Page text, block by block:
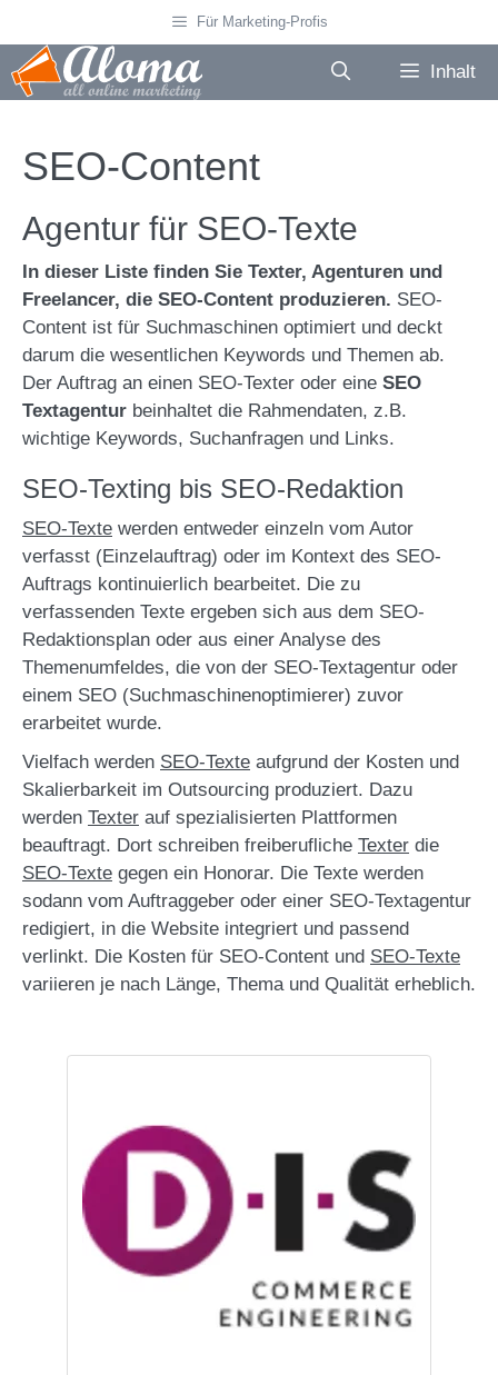
Inhalt
springen
Für Marketing-Profis
Inhalt
SEO-Content
Agentur für SEO-Texte
In dieser Liste finden Sie Texter, Agenturen und
Freelancer, die SEO-Content produzieren. SEO-
Content ist für Suchmaschinen optimiert und deckt
darum die wesentlichen Keywords und Themen ab.
Der Auftrag an einen SEO-Texter oder eine SEO
Textagentur beinhaltet die Rahmendaten, z.B.
wichtige Keywords, Suchanfragen und Links.
SEO-Texting bis SEO-Redaktion
SEO-Texte werden entweder einzeln vom Autor
verfasst (Einzelauftrag) oder im Kontext des SEO-
Auftrags kontinuierlich bearbeitet. Die zu
verfassenden Texte ergeben sich aus dem SEO-
Redaktionsplan oder aus einer Analyse des
Themenumfeldes, die von der SEO-Textagentur oder
einem SEO (Suchmaschinenoptimierer) zuvor
erarbeitet wurde.
Vielfach werden SEO-Texte aufgrund der Kosten und
Skalierbarkeit im Outsourcing produziert. Dazu
werden Texter auf spezialisierten Plattformen
beauftragt. Dort schreiben freiberufliche Texter die
SEO-Texte gegen ein Honorar. Die Texte werden
sodann vom Auftraggeber oder einer SEO-Textagentur
redigiert, in die Website integriert und passend
verlinkt. Die Kosten für SEO-Content und SEO-Texte
variieren je nach Länge, Thema und Qualität erheblich.